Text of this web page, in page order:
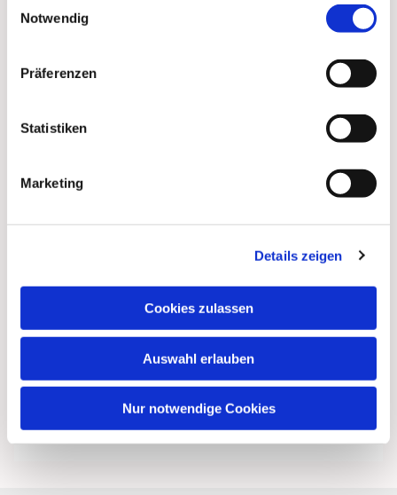
Notwendig
Präferenzen
Statistiken
Marketing
Details zeigen
Cookies zulassen
Auswahl erlauben
Nur notwendige Cookies